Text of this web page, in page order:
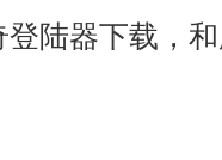
陆器下载，